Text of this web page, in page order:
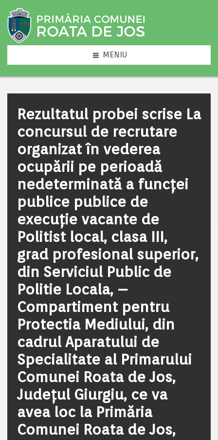
MENIU
Rezultatul probei scrise La
concursul de recrutare
organizat în vederea
ocupării pe perioadă
nedeterminată a funcţei
publice publice de
execuţie vacante de
Politist local, clasa III,
grad profesional superior,
din Serviciul Public de
Politie Locala, –
Compartiment pentru
Protectia Mediului, din
cadrul Aparatului de
Specialitate al Primarului
Comunei Roata de Jos,
Județul Giurgiu, ce va
avea loc la Primăria
Comunei Roata de Jos,